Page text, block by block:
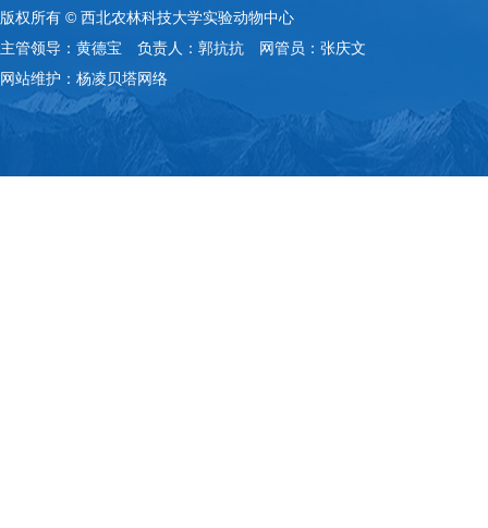
版权所有 © 西北农林科技大学实验动物中心
主管领导：黄德宝 负责人：郭抗抗 网管员：张庆文
网站维护：杨凌贝塔网络